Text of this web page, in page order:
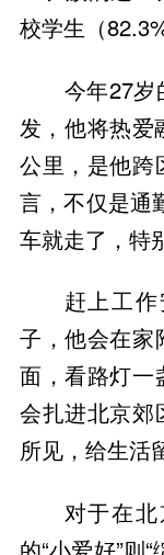
校学生（
今年27
发，他将热爱
公里，是他跨
言，不仅是通
车就走了，特
赶上工
子，他会在家
面，看路灯一
会扎进北京郊
所见，给生活
对于在